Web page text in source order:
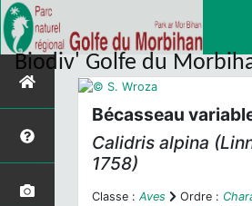
Biodiv' Golfe du
Bécasseau
Calidris alpina
1758)
Classe : Aves Ordre :